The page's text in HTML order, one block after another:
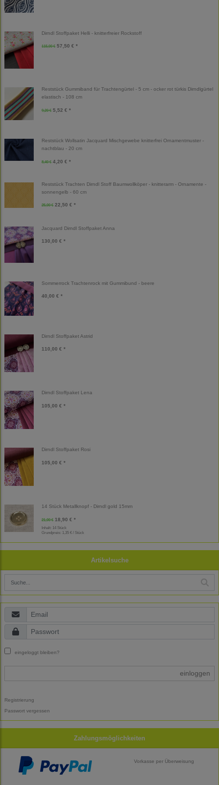
Dirndl Stoffpaket Helli - knitterfreier Rockstoff
115,00 € 57,50 € *
Reststück Gummiband für Trachtengürtel - 5 cm - ocker rot türkis Dirndlgürtel
elastisch - 108 cm
9,20 € 5,52 € *
Reststück Wollsatin Jacquard Mischgewebe knitterfrei Ornamentmuster -
nachtblau - 20 cm
8,40 € 4,20 € *
Reststück Trachten Dirndl Stoff Baumwollköper - knitterarm - Ornamente -
sonnengelb - 60 cm
25,00 € 22,50 € *
Jacquard Dirndl Stoffpaket Anna
130,00 € *
Sommerrock Trachtenrock mit Gummibund - beere
40,00 € *
Dirndl Stoffpaket Astrid
110,00 € *
Dirndl Stoffpaket Lena
105,00 € *
Dirndl Stoffpaket Rosi
105,00 € *
14 Stück Metallknopf - Dirndl gold 15mm
21,00 € 18,90 € *
Inhalt: 14 Stück
Grundpreis: 1,35 € / Stück
Artikelsuche
eingeloggt bleiben?
einloggen
Registrierung
Passwort vergessen
Zahlungsmöglichkeiten
Vorkasse per Überweisung